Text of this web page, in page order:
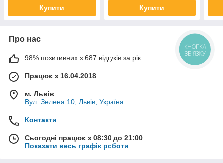
Купити Купити
Про нас
98% позитивних з 687 відгуків за рік
Працює з 16.04.2018
м. Львів
Вул. Зелена 10, Львів, Україна
Контакти
Сьогодні працює з 08:30 до 21:00
Показати весь графік роботи
КНОПКА
ЗВ'ЯЗКУ